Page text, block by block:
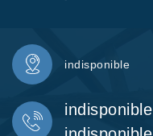
indisponible
indisponible